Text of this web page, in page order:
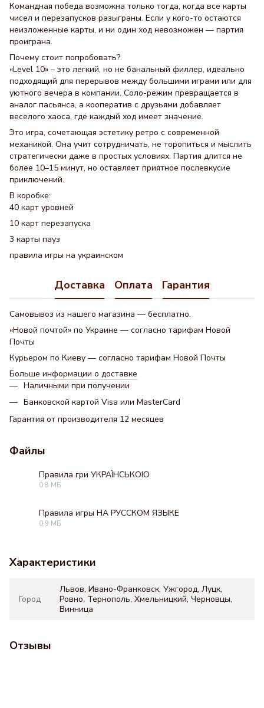
Командная победа возможна только тогда, когда все карты
чисел и перезапусков разыграны. Если у кого-то остаются
неизложенные карты, и ни один ход невозможен — партия
проиграна.
Почему стоит попробовать?
«Level 10» – это легкий, но не банальный филлер, идеально
подходящий для перерывов между большими играми или для
уютного вечера в компании. Соло-режим превращается в
аналог пасьянса, а кооператив с друзьями добавляет
веселого хаоса, где каждый ход имеет значение.
Это игра, сочетающая эстетику ретро с современной
механикой. Она учит сотрудничать, не торопиться и мыслить
стратегически даже в простых условиях. Партия длится не
более 10–15 минут, но оставляет приятное послевкусие
приключений.
В коробке:
40 карт уровней
10 карт перезапуска
3 карты пауз
правила игры на украинском
Доставка Оплата Гарантия
Самовывоз из нашего магазина — бесплатно.
«Новой почтой» по Украине — согласно тарифам Новой
Почты
Курьером по Киеву — согласно тарифам Новой Почты
Больше информации о доставке
Наличными при получении
Банковской картой Visa или MasterCard
Гарантия от производителя 12 месяцев
Файлы
Правила гри УКРАЇНСЬКОЮ
0.8 МБ
Правила игры НА РУССКОМ ЯЗЫКЕ
0.9 МБ
Характеристики
Город
Львов, Ивано-Франковск, Ужгород, Луцк,
Ровно, Тернополь, Хмельницкий, Черновцы,
Винница
Отзывы